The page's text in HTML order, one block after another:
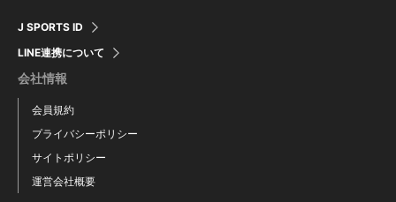
F1コラム
J SPORTS ID
LINE連携について
会社情報
会員規約
プライバシーポリシー
サイトポリシー
運営会社概要